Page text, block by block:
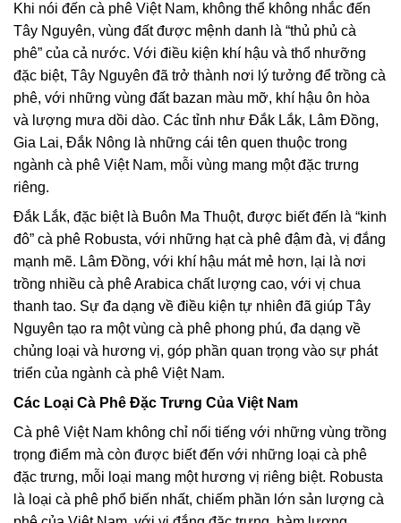
Khi nói đến cà phê Việt Nam, không thể không nhắc đến
Tây Nguyên, vùng đất được mệnh danh là “thủ phủ cà
phê” của cả nước. Với điều kiện khí hậu và thổ nhưỡng
đặc biệt, Tây Nguyên đã trở thành nơi lý tưởng để trồng cà
phê, với những vùng đất bazan màu mỡ, khí hậu ôn hòa
và lượng mưa dồi dào. Các tỉnh như Đắk Lắk, Lâm Đồng,
Gia Lai, Đắk Nông là những cái tên quen thuộc trong
ngành cà phê Việt Nam, mỗi vùng mang một đặc trưng
riêng.
Đắk Lắk, đặc biệt là Buôn Ma Thuột, được biết đến là “kinh
đô” cà phê Robusta, với những hạt cà phê đậm đà, vị đắng
mạnh mẽ. Lâm Đồng, với khí hậu mát mẻ hơn, lại là nơi
trồng nhiều cà phê Arabica chất lượng cao, với vị chua
thanh tao. Sự đa dạng về điều kiện tự nhiên đã giúp Tây
Nguyên tạo ra một vùng cà phê phong phú, đa dạng về
chủng loại và hương vị, góp phần quan trọng vào sự phát
triển của ngành cà phê Việt Nam.
Các Loại Cà Phê Đặc Trưng Của Việt Nam
Cà phê Việt Nam không chỉ nổi tiếng với những vùng trồng
trọng điểm mà còn được biết đến với những loại cà phê
đặc trưng, mỗi loại mang một hương vị riêng biệt. Robusta
là loại cà phê phổ biến nhất, chiếm phần lớn sản lượng cà